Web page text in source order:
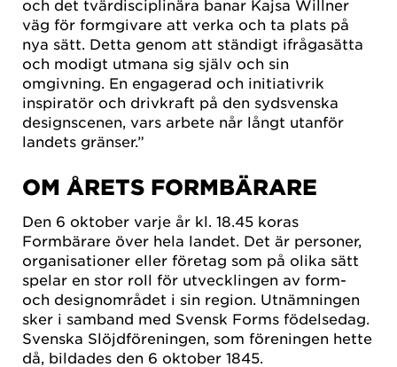
och det tvärdisciplinära banar Kajsa Willner
väg för formgivare att verka och ta plats på
nya sätt. Detta genom att ständigt ifrågasätta
och modigt utmana sig själv och sin
omgivning. En engagerad och initiativrik
inspiratör och drivkraft på den sydsvenska
designscenen, vars arbete når långt utanför
landets gränser.”
OM ÅRETS FORMBÄRARE
Den 6 oktober varje år kl. 18.45 koras
Formbärare över hela landet. Det är personer,
organisationer eller företag som på olika sätt
spelar en stor roll för utvecklingen av form-
och designområdet i sin region. Utnämningen
sker i samband med Svensk Forms födelsedag.
Svenska Slöjdföreningen, som föreningen hette
då, bildades den 6 oktober 1845.